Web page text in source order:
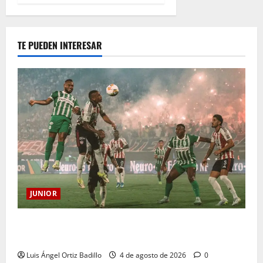
TE PUEDEN INTERESAR
JUNIOR
Luis Ángel Ortiz Badillo 4 de agosto de 2026 0